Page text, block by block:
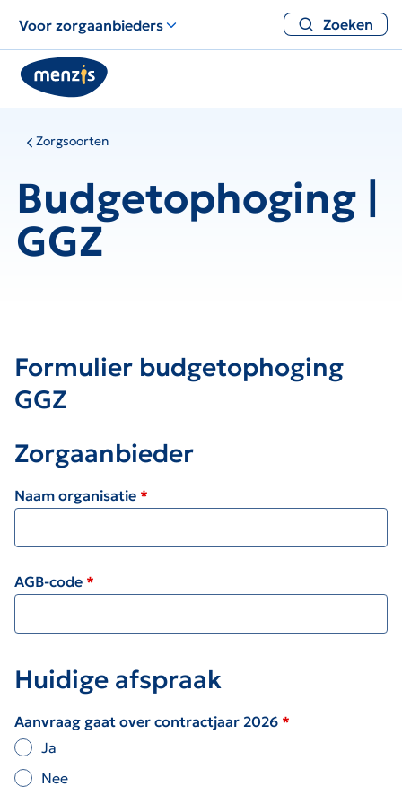
Voor zorgaanbieders Zoeken
Zorgsoorten
Budgetophoging |
GGZ
Formulier budgetophoging
GGZ
Zorgaanbieder
Naam organisatie
AGB-code
Huidige afspraak
Aanvraag gaat over contractjaar 2026
Ja
Nee